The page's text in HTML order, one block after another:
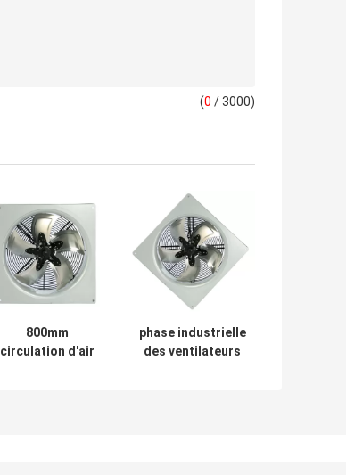
(0 / 3000)
800mm
circulation d'air
phase industrielle
des ventilateurs